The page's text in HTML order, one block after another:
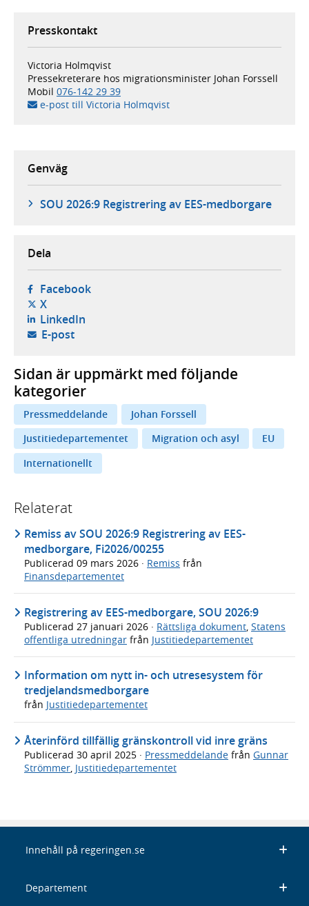
Presskontakt
Victoria Holmqvist
Pressekreterare hos migrationsminister Johan Forssell
Mobil 076-142 29 39
e-post till Victoria Holmqvist
Genväg
SOU 2026:9 Registrering av EES-medborgare
Dela
Facebook- öppnas i ny flik, extern webbplats,
X- öppnas i ny flik, extern webbplats,
LinkedIn- öppnas i ny flik, extern webbplats,
E-post- öppnar din e-postklient,
Sidan är uppmärkt med följande
kategorier
Pressmeddelande
Johan Forssell
Justitiedepartementet
Migration och asyl
EU
Internationellt
Relaterat
Remiss av SOU 2026:9 Registrering av EES-
medborgare, Fi2026/00255
Publicerad 09 mars 2026 · Remiss från
Finansdepartementet
Registrering av EES-medborgare, SOU 2026:9
Publicerad 27 januari 2026 · Rättsliga dokument Statens
offentliga utredningar från Justitiedepartementet
Information om nytt in- och utresesystem för
tredjelandsmedborgare
från Justitiedepartementet
Återinförd tillfällig gränskontroll vid inre gräns
Publicerad 30 april 2025 · Pressmeddelande från Gunnar
Strömmer, Justitiedepartementet
Innehåll på regeringen.se
Departement